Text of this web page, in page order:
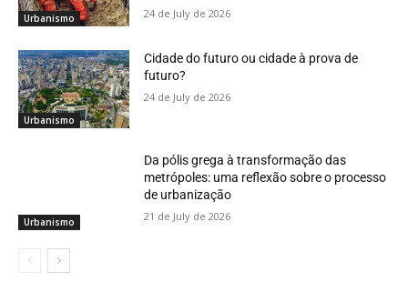
Urbanismo 24 de July de 2026
Urbanismo
Cidade do futuro ou cidade à prova de
futuro?
24 de July de 2026
Urbanismo
Da pólis grega à transformação das
metrópoles: uma reflexão sobre o processo
de urbanização
21 de July de 2026